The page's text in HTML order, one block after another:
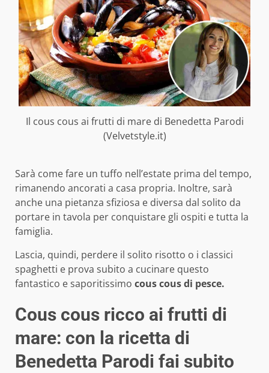
Il cous cous ai frutti di mare di Benedetta Parodi
(Velvetstyle.it)
Sarà come fare un tuffo nell’estate prima del tempo,
rimanendo ancorati a casa propria. Inoltre, sarà
anche una pietanza sfiziosa e diversa dal solito da
portare in tavola per conquistare gli ospiti e tutta la
famiglia.
Lascia, quindi, perdere il solito risotto o i classici
spaghetti e prova subito a cucinare questo
fantastico e saporitissimo cous cous di pesce.
Cous cous ricco ai frutti di
mare: con la ricetta di
Benedetta Parodi fai subito